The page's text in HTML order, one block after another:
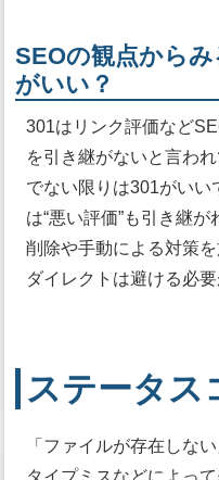
SEOの観点から
がいい？
301はリンク評価など
を引き継がないと言わ
でない限りは301がいい
は“悪い評価”も引き継
削除や手動による対策
ダイレクトは避ける必要
ステータス
「ファイルが存在しな